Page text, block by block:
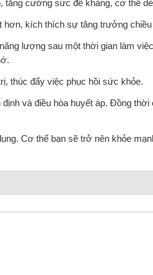
cường sức đề kháng, cơ thể
hơn, kích thích sự tăng trưởng chiều
lượng sau một thời gian làm
thúc đẩy việc phục hồi sức khỏe.
và điều hòa huyết áp. Đồng
Cơ thể bạn sẽ trở nên khỏe